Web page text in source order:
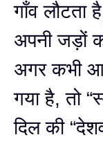
गाँव लौटता
अपनी जड़ों
अगर कभी
गया है, तो
दिल की